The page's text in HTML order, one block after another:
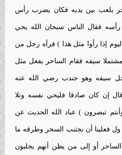
يلعب بين يديه فكان يضرب رأس
رأسه فقال الناس سبحان الله يحي
إذا رأوا مثل هذا ) فرآه رجل من
مشتملا سيفه فقام الساحر يفعل مثل
سيفه وهو جندب رضي الله عنه
إن كان صادقا فليحي نفسه وتلا
تبصرون ) عباد الله الحديث عن
ول فعلينا أن نجتنب السحر وطرقه ما
أو إلى من يظن أنهم يجلبون